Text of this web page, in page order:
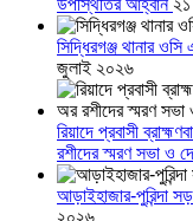
উপস্থিতির আহ্বান
সিদ্ধিরগঞ্জ থানার
জুলাই ২০২৬
রিয়াদে প্রবাসী
রশীদের স্মরণ সভা ও
আড়াইহাজার-পুরিন্দা
২০২৬